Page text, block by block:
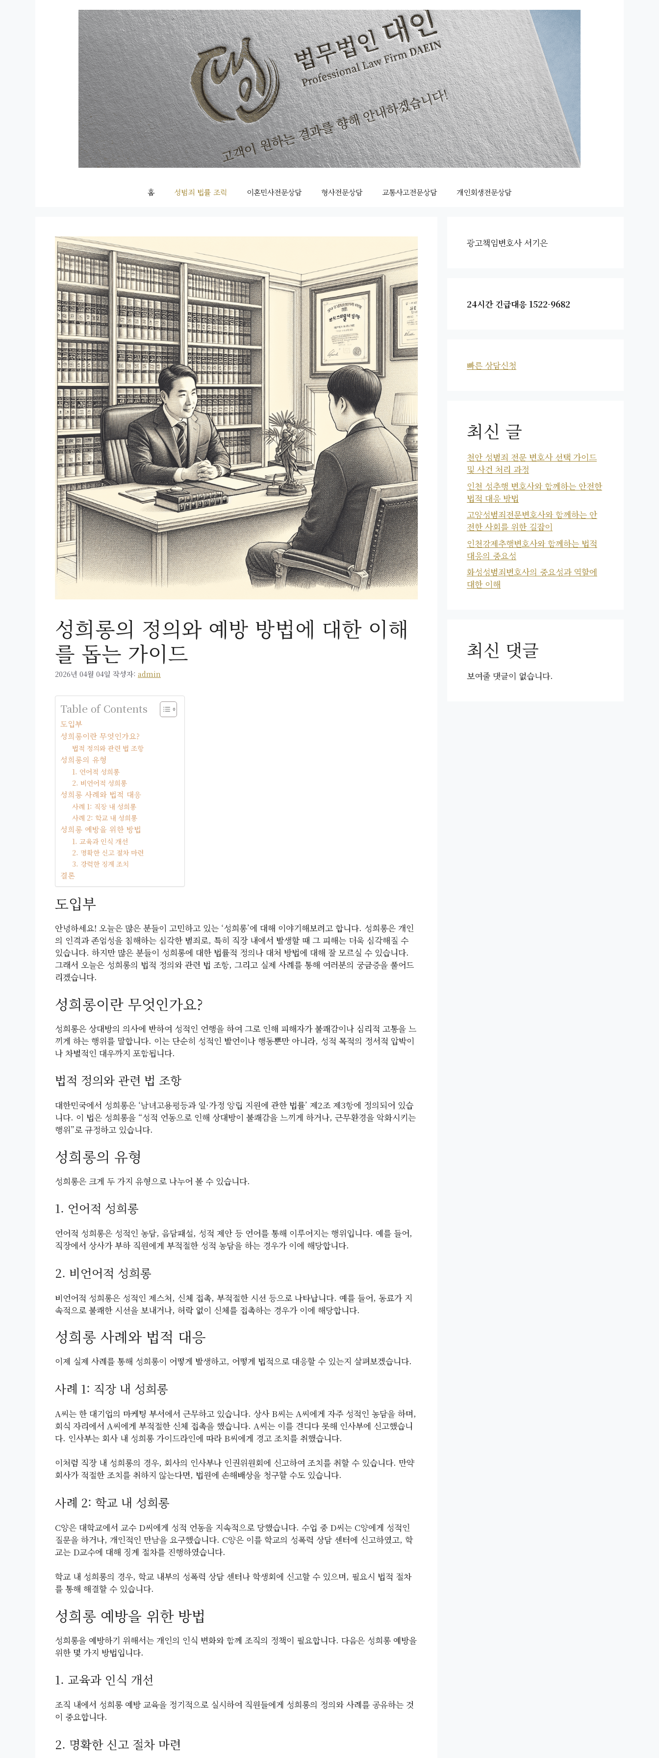
홈 성범죄 법률 조력 이혼민사전문상담 형사전문상담 교통사고전문상담 개인회생전문상담
성희롱의 정의와 예방 방법에 대한 이해
를 돕는 가이드
2026년 04월 04일 작성자: admin
Table of Contents
도입부
성희롱이란 무엇인가요?
법적 정의와 관련 법 조항
성희롱의 유형
1. 언어적 성희롱
2. 비언어적 성희롱
성희롱 사례와 법적 대응
사례 1: 직장 내 성희롱
사례 2: 학교 내 성희롱
성희롱 예방을 위한 방법
1. 교육과 인식 개선
2. 명확한 신고 절차 마련
3. 강력한 징계 조치
결론
도입부
안녕하세요! 오늘은 많은 분들이 고민하고 있는 ‘성희롱’에 대해 이야기해보려고 합니다. 성희롱은 개인
의 인격과 존엄성을 침해하는 심각한 범죄로, 특히 직장 내에서 발생할 때 그 피해는 더욱 심각해질 수
있습니다. 하지만 많은 분들이 성희롱에 대한 법률적 정의나 대처 방법에 대해 잘 모르실 수 있습니다.
그래서 오늘은 성희롱의 법적 정의와 관련 법 조항, 그리고 실제 사례를 통해 여러분의 궁금증을 풀어드
리겠습니다.
성희롱이란 무엇인가요?
성희롱은 상대방의 의사에 반하여 성적인 언행을 하여 그로 인해 피해자가 불쾌감이나 심리적 고통을 느
끼게 하는 행위를 말합니다. 이는 단순히 성적인 발언이나 행동뿐만 아니라, 성적 목적의 정서적 압박이
나 차별적인 대우까지 포함됩니다.
법적 정의와 관련 법 조항
대한민국에서 성희롱은 ‘남녀고용평등과 일·가정 양립 지원에 관한 법률’ 제2조 제3항에 정의되어 있습
니다. 이 법은 성희롱을 “성적 언동으로 인해 상대방이 불쾌감을 느끼게 하거나, 근무환경을 악화시키는
행위”로 규정하고 있습니다.
성희롱의 유형
성희롱은 크게 두 가지 유형으로 나누어 볼 수 있습니다.
1. 언어적 성희롱
언어적 성희롱은 성적인 농담, 음담패설, 성적 제안 등 언어를 통해 이루어지는 행위입니다. 예를 들어,
직장에서 상사가 부하 직원에게 부적절한 성적 농담을 하는 경우가 이에 해당합니다.
2. 비언어적 성희롱
비언어적 성희롱은 성적인 제스처, 신체 접촉, 부적절한 시선 등으로 나타납니다. 예를 들어, 동료가 지
속적으로 불쾌한 시선을 보내거나, 허락 없이 신체를 접촉하는 경우가 이에 해당합니다.
성희롱 사례와 법적 대응
이제 실제 사례를 통해 성희롱이 어떻게 발생하고, 어떻게 법적으로 대응할 수 있는지 살펴보겠습니다.
사례 1: 직장 내 성희롱
A씨는 한 대기업의 마케팅 부서에서 근무하고 있습니다. 상사 B씨는 A씨에게 자주 성적인 농담을 하며,
회식 자리에서 A씨에게 부적절한 신체 접촉을 했습니다. A씨는 이를 견디다 못해 인사부에 신고했습니
다. 인사부는 회사 내 성희롱 가이드라인에 따라 B씨에게 경고 조치를 취했습니다.
이처럼 직장 내 성희롱의 경우, 회사의 인사부나 인권위원회에 신고하여 조치를 취할 수 있습니다. 만약
회사가 적절한 조치를 취하지 않는다면, 법원에 손해배상을 청구할 수도 있습니다.
사례 2: 학교 내 성희롱
C양은 대학교에서 교수 D씨에게 성적 언동을 지속적으로 당했습니다. 수업 중 D씨는 C양에게 성적인
질문을 하거나, 개인적인 만남을 요구했습니다. C양은 이를 학교의 성폭력 상담 센터에 신고하였고, 학
교는 D교수에 대해 징계 절차를 진행하였습니다.
학교 내 성희롱의 경우, 학교 내부의 성폭력 상담 센터나 학생회에 신고할 수 있으며, 필요시 법적 절차
를 통해 해결할 수 있습니다.
성희롱 예방을 위한 방법
성희롱을 예방하기 위해서는 개인의 인식 변화와 함께 조직의 정책이 필요합니다. 다음은 성희롱 예방을
위한 몇 가지 방법입니다.
1. 교육과 인식 개선
조직 내에서 성희롱 예방 교육을 정기적으로 실시하여 직원들에게 성희롱의 정의와 사례를 공유하는 것
이 중요합니다.
2. 명확한 신고 절차 마련
광고책임변호사 서기은
24시간 긴급대응 1522-9682
빠른 상담신청
최신 글
천안 성범죄 전문 변호사 선택 가이드
및 사건 처리 과정
인천 성추행 변호사와 함께하는 안전한
법적 대응 방법
고양성범죄전문변호사와 함께하는 안
전한 사회를 위한 길잡이
인천강제추행변호사와 함께하는 법적
대응의 중요성
화성성범죄변호사의 중요성과 역할에
대한 이해
최신 댓글
보여줄 댓글이 없습니다.